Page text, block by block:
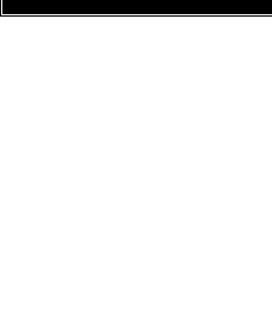
TERMENI